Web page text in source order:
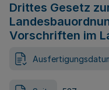
Drittes Gesetz
Vorschriften im